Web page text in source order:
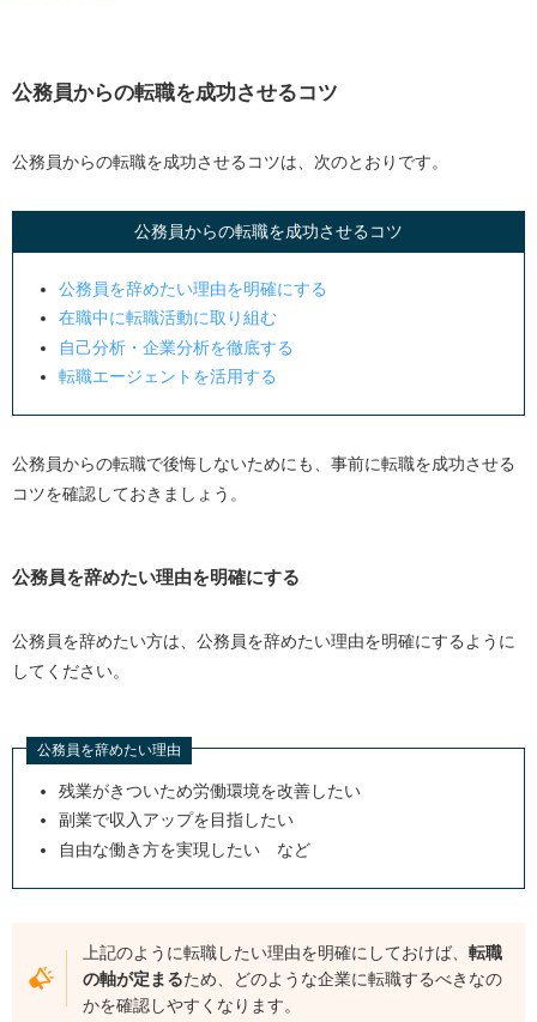
公務員からの転職を成功させるコツ
公務員からの転職を成功させるコツは、次のとおりです。
公務員からの転職を成功させるコツ
公務員を辞めたい理由を明確にする
在職中に転職活動に取り組む
自己分析・企業分析を徹底する
転職エージェントを活用する
公務員からの転職で後悔しないためにも、事前に転職を成功させる
コツを確認しておきましょう。
公務員を辞めたい理由を明確にする
公務員を辞めたい方は、公務員を辞めたい理由を明確にするように
してください。
公務員を辞めたい理由
残業がきついため労働環境を改善したい
副業で収入アップを目指したい
自由な働き方を実現したい など
上記のように転職したい理由を明確にしておけば、転職
の軸が定まるため、どのような企業に転職するべきなの
かを確認しやすくなります。